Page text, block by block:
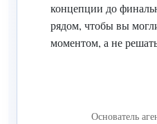
концепции до
рядом, чтобы вы
моментом, а не
Основатель